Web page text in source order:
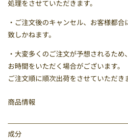
処理をさせていただきます。
・ご注文後のキャンセル、お客様都
致しかねます。
・大変多くのご注文が予想されるた
お時間をいただく場合がございます。
ご注文順に順次出荷をさせていただき
商品情報
成分